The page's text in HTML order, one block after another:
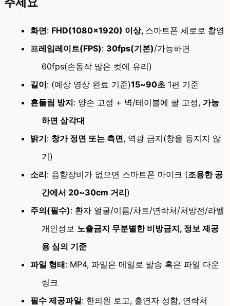
화면: FHD(1080×1920) 이상, 스마트폰 세로로 촬영
프레임레이트(FPS): 30fps(기본)/가능하면
60fps(손동작 많은 컷에 유리)
길이: (예상 영상 완료 기준)15~90초 1편 기준
흔들림 방지: 양손 고정 + 벽/테이블에 팔 고정, 가능
하면 삼각대
밝기: 창가 정면 또는 측면, 역광 금지(창을 등지지 않
기)
소리: 음향장비가 없으면 스마트폰 마이크 (조용한 공
간에서 20~30cm 거리)
주의(필수): 환자 얼굴/이름/차트/연락처/처방전/라벨
개인정보 노출금지 무분별한 비방금지, 정보 제공
용 심의 기준
파일 형태: MP4, 파일은 메일로 발송 혹은 파일 다운
링크
필수 제공파일: 한의원 로고, 출연자 성함, 연락처